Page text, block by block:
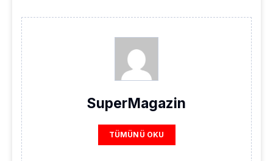
SuperMagazin
TÜMÜNÜ OKU